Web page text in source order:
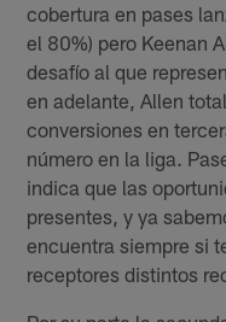
cobertura en pases
el 80%) pero Keenan
desafío al que
en adelante, Allen
conversiones en
número en la liga.
indica que las
presentes, y ya
encuentra siempre si
receptores distintos